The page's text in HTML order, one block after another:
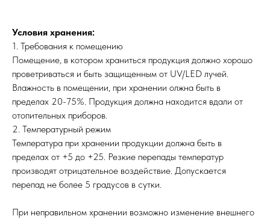
Условия хранения:
1. Требования к помещению
Помещение, в котором храниться продукция должно хорошо
проветриваться и быть защищенным от UV/LED лучей.
Влажность в помещении, при хранении олжна быть в
пределах 20-75%. Продукция должна находится вдали от
отопительных приборов.
2. Температурный режим
Температура при хранении продукции должна быть в
пределах от +5 до +25. Резкие перепады температур
производят отрицательное воздействие. Допускается
перепад не более 5 градусов в сутки.
При неправильном хранении возможно изменение внешнего